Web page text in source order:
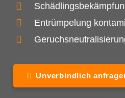
Entrümpelung
Unverbindlich